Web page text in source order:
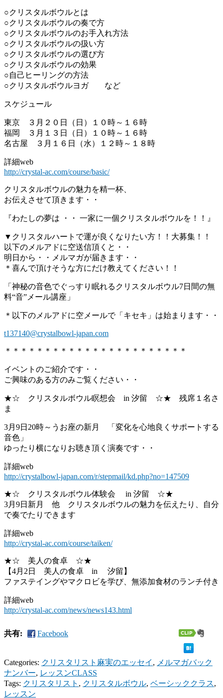
○クリスタルボウルとは
○クリスタルボウルの奏で方
○クリスタルボウルのお手入れ方法
○クリスタルボウルの扱い方
○クリスタルボウルの選び方
○クリスタルボウルの効果
○自己ヒーリングの方法
○クリスタルボウルヨガ など
スケジュール
東京 ３月２０日（日）１０時～１６時
福岡 ３月１３日（日）１０時～１６時
名古屋 ３月１６日（水）１２時～１８時
詳細web
http://crystal-ac.com/course/basic/
クリスタルボウルの魅力を精一杯、
お伝えさせて頂きます・・
『わたしの夢は ・・ 一家に一個クリスタルボウルを！！』
▼クリスタルハートで運が良くなりたい方！！大募集！！
以下のメルアドに空送信頂くと・・
明日から・・メルマガが届きます・・
＊喜んで頂けそうな方にだけ教えてください！！
「神秘の音色でぐっすり眠れるクリスタルボウル7日間の無
料“音”メール講座」
＊以下のメルアドに空メールで「キセキ」は始まります・・
t137140@crystalbowl-japan.com
＊＊＊＊＊＊＊＊＊＊＊＊＊＊＊＊＊＊＊＊＊＊＊
イベントのご紹介です・・
ご興味のある方のみご覧ください・・
★☆ クリスタルボウル瞑想会 in 汐留 ☆★ 残席１名さ
ま
3月9日20時～うお座の新月 「変化を心地良くサポートする
音色」
ゆったり横になりお聴き頂く演奏です・・
詳細web
http://crystalbowl-japan.com/r/stepmail/kd.php?no=147509
★☆ クリスタルボウル体験会 in 汐留 ☆★
3月9日新月 他 クリスタルボウルの魅力を伝えたり、自分
で奏でたりできます
詳細web
http://crystal-ac.com/course/taiken/
★☆ 美人の食卓 ☆★
【4月2日 美人の食卓 in 汐留】
ファステイングやマクロビを学び、無添加食材のランチ付き
詳細web
http://crystal-ac.com/news/news143.html
共有: Facebook
Categories: クリスタリスト麻実のエッセイ , メルマガバック
ナンバー, レッスンCLASS
Tags: クリスタリスト , クリスタルボウル, ベーシッククラス,
レッスン